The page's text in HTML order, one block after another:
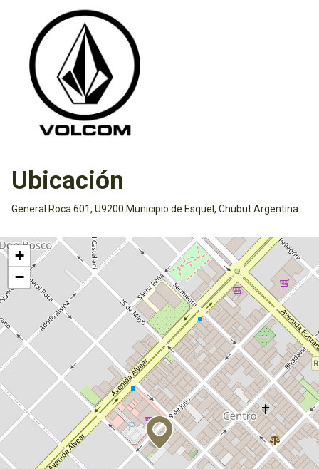
Ubicación
General Roca 601, U9200 Municipio de Esquel, Chubut Argentina
+
−
Activar mapa